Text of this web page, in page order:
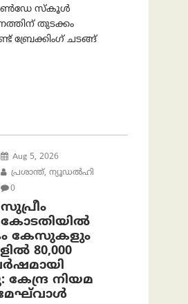
സ്കൂൾ
തുടക്കം
ബ്രേക്കിംഗ് ചടങ്ങ്
Aug 5, 2026
പ്രശാന്ത്, ന്യൂഡല്‍ഹി
0
സുപ്രീം
കോടതിയിൽ
കേസുകളും
80,000
കേന്ദ്ര നിയമ